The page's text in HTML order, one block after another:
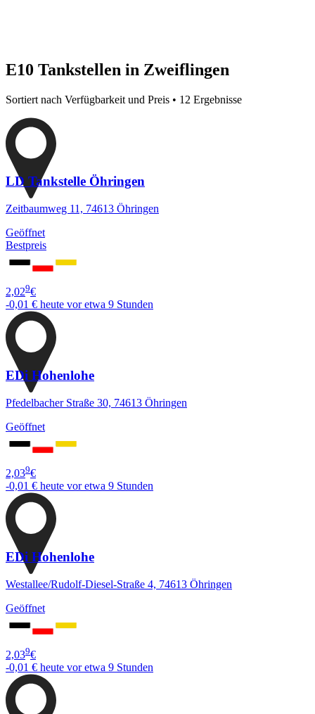
E10 Tankstellen in Zweiflingen
Sortiert nach Verfügbarkeit und Preis • 12 Ergebnisse
LD Tankstelle Öhringen
Zeitbaumweg 11, 74613 Öhringen
Geöffnet
Bestpreis
2,029€
-0,01 € heute vor etwa 9 Stunden
EDi Hohenlohe
Pfedelbacher Straße 30, 74613 Öhringen
Geöffnet
2,039€
-0,01 € heute vor etwa 9 Stunden
EDi Hohenlohe
Westallee/Rudolf-Diesel-Straße 4, 74613 Öhringen
Geöffnet
2,039€
-0,01 € heute vor etwa 9 Stunden